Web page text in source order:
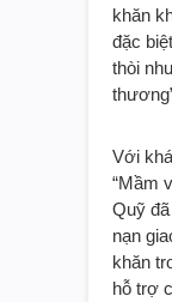
khăn
đặc
thòi
Với
“Mầm
Quỹ
nạn
khăn
hỗ trợ